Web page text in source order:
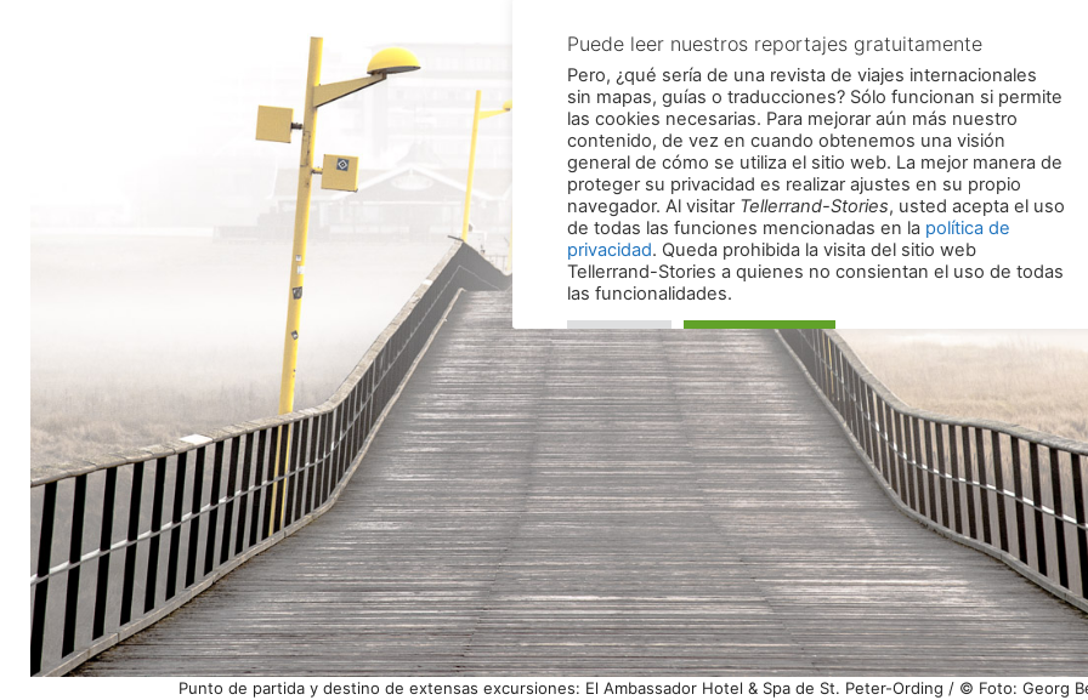
Punto de partida y destino de extensas excursiones: El Ambassador Hotel & Spa de St. Peter-Ording / © Foto: Georg